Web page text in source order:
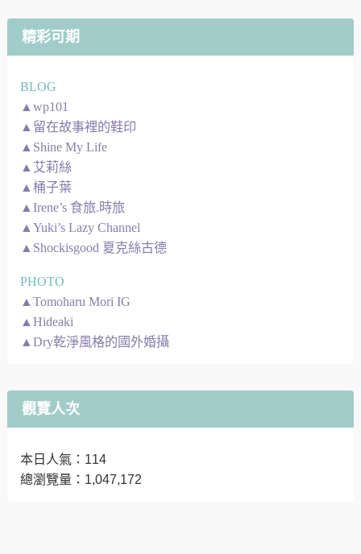
精彩可期
BLOG
▲wp101
▲留在故事裡的鞋印
▲Shine My Life
▲艾莉絲
▲桶子葉
▲Irene’s 食旅.時旅
▲Yuki’s Lazy Channel
▲Shockisgood 夏克絲古德
PHOTO
▲Tomoharu Mori IG
▲Hideaki
▲Dry乾淨風格的國外婚攝
觀覽人次
本日人氣：114
總瀏覽量：1,047,172